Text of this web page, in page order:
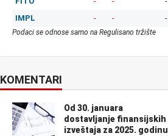
IMPL
- - -
Podaci se odnose samo na Regulisano tržište
KOMENTARI
Od 30. januara
dostavljanje finansijskih
izveštaja za 2025. godinu